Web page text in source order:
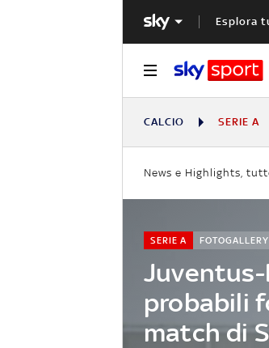
Esplora
CALCIO SERIE A
News e Highlights,
Juventus-
probabili
match di
SERIE A FOTOGALLERY